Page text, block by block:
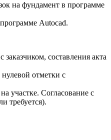
на фундамент в программе
Autocad.
заказчиком, составления акта
отметки с
участке. Согласование с
требуется).